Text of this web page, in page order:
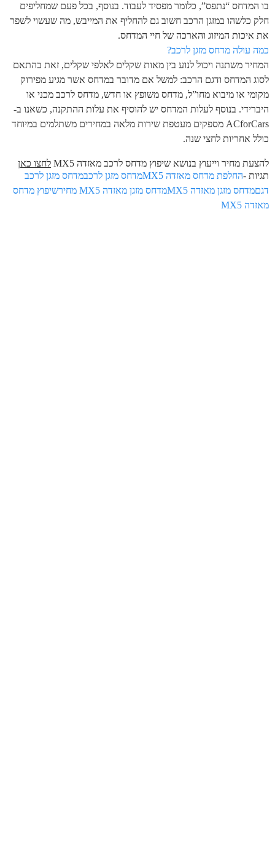
בו המדחס “נתפס”, כלומר מפסיד לעבוד. בנוסף, בכל פעם שמחליפים
חלק כלשהו במזגן הרכב חשוב גם להחליף את המייבש, מה שעשוי לשפר
את איכות המיזוג והארכה של חיי המדחס.
כמה עולה מדחס מזגן לרכב?
המחיר משתנה ויכול לנוע בין מאות שקלים לאלפי שקלים, זאת בהתאם
לסוג המדחס ודגם הרכב: למשל אם מדובר במדחס אשר מגיע מפירוק
מקומי או מיבוא מחו”ל, מדחס משופץ או חדש, מדחס לרכב מכני או
היברידי. בנוסף לעלות המדחס יש להוסיף את עלות ההתקנה, כשאנו ב-
ACforCars מספקים מעטפת שירות מלאה במחירים משתלמים במיוחד
כולל אחריות לחצי שנה.
להצעת מחיר וייעוץ בנושא שיפוץ מדחס לרכב מאזדה MX5
לחצו כאן
תגיות -החלפת מדחס מאזדה MX5 מדחס מזגן לרכבמדחס מזגן לרכב
דגםמדחס מזגן מאזדה MX5 מדחס מזגן מאזדה MX5 מחיר
שיפוץ מדחס
מאזדה MX5